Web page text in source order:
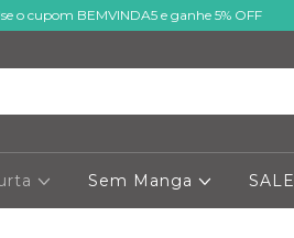
o cupom BEMVINDA5 e ganhe 5% OFF
Sem Manga SALE